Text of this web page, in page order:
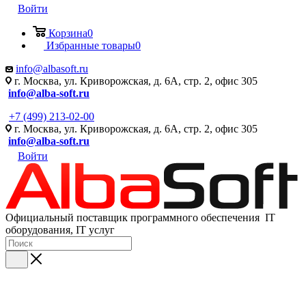
Войти
Корзина0
Избранные товары0
info@albasoft.ru
г. Москва, ул. Криворожская, д. 6А, стр. 2, офис 305
info@alba-soft.ru
+7 (499) 213-02-00
г. Москва, ул. Криворожская, д. 6А, стр. 2, офис 305
info@alba-soft.ru
Войти
Официальный поставщик программного обеспечения IT
оборудования, IT услуг